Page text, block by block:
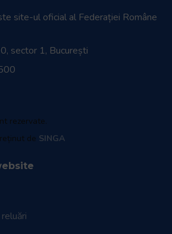
site-ul oficial al Federației Române
sector 1, București
rezervate.
de SINGA